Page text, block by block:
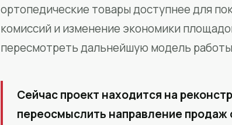
ортопедические товары доступнее для
комиссий и изменение экономики
пересмотреть дальнейшую модель
Сейчас проект находится на
переосмыслить направление продаж